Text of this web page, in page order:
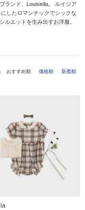
ランド、Louisiella。
ルイジア
したロマンチックでシックな
ルエットを生み出すお洋服。
おすすめ順 価格順 新着順